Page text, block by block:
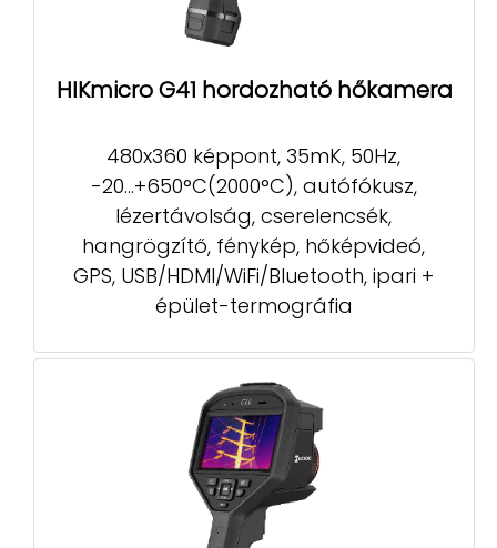
HIKmicro G41 hordozható hőkamera
480x360 képpont, 35mK, 50Hz,
-20...+650°C(2000°C), autófókusz,
lézertávolság, cserelencsék,
hangrögzítő, fénykép, hőképvideó,
GPS, USB/HDMI/WiFi/Bluetooth, ipari +
épület-termográfia